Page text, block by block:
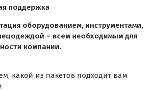
поддержка
оборудованием, инструментами,
– всем необходимым для
компании.
какой из пакетов подходит вам